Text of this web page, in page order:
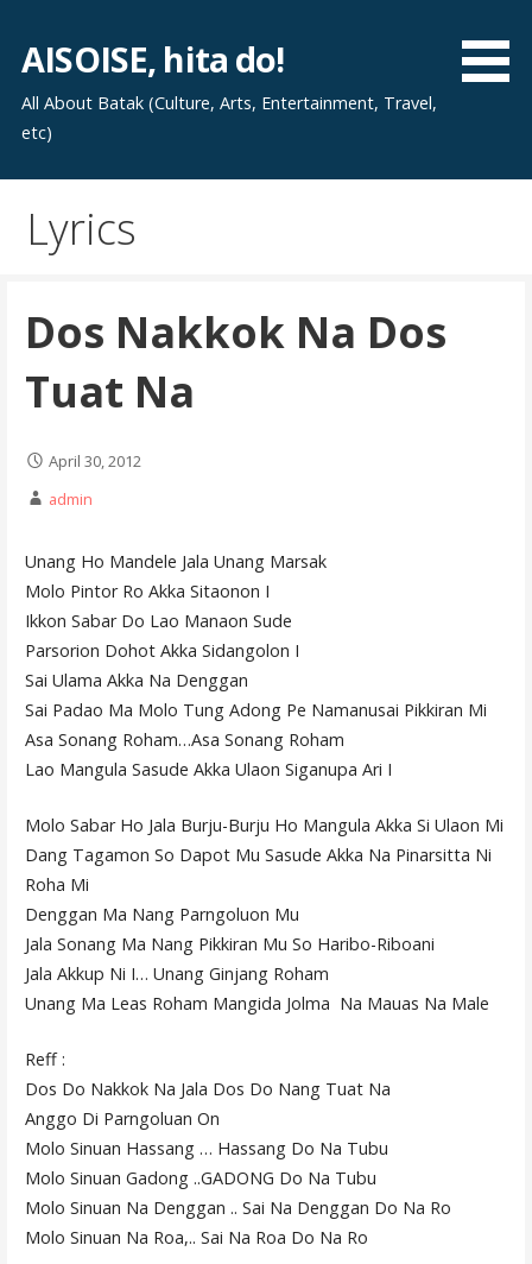
content
AISOISE, hita do!
All About Batak (Culture, Arts, Entertainment, Travel,
etc)
Lyrics
Dos Nakkok Na Dos
Tuat Na
April 30, 2012
admin
Unang Ho Mandele Jala Unang Marsak
Molo Pintor Ro Akka Sitaonon I
Ikkon Sabar Do Lao Manaon Sude
Parsorion Dohot Akka Sidangolon I
Sai Ulama Akka Na Denggan
Sai Padao Ma Molo Tung Adong Pe Namanusai Pikkiran Mi
Asa Sonang Roham…Asa Sonang Roham
Lao Mangula Sasude Akka Ulaon Siganupa Ari I
Molo Sabar Ho Jala Burju-Burju Ho Mangula Akka Si Ulaon Mi
Dang Tagamon So Dapot Mu Sasude Akka Na Pinarsitta Ni
Roha Mi
Denggan Ma Nang Parngoluon Mu
Jala Sonang Ma Nang Pikkiran Mu So Haribo-Riboani
Jala Akkup Ni I… Unang Ginjang Roham
Unang Ma Leas Roham Mangida Jolma Na Mauas Na Male
Reff :
Dos Do Nakkok Na Jala Dos Do Nang Tuat Na
Anggo Di Parngoluan On
Molo Sinuan Hassang … Hassang Do Na Tubu
Molo Sinuan Gadong ..GADONG Do Na Tubu
Molo Sinuan Na Denggan .. Sai Na Denggan Do Na Ro
Molo Sinuan Na Roa,.. Sai Na Roa Do Na Ro